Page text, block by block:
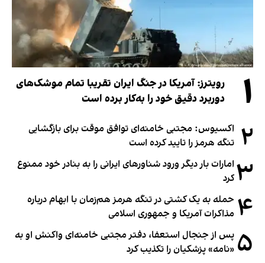
۱
رویترز: آمریکا در جنگ ایران تقریبا تمام موشک‌های
دوربرد دقیق خود را به‌کار برده است
۲ اکسیوس: مجتبی خامنه‌ای توافق موقت برای بازگشایی
تنگه هرمز را تایید کرده است
۳ امارات بار دیگر ورود شناورهای ایرانی را به بنادر خود ممنوع
کرد
۴ حمله به یک کشتی در تنگه هرمز هم‌زمان با ابهام درباره
مذاکرات آمریکا و جمهوری اسلامی
۵ پس از جنجال استعفا، دفتر مجتبی خامنه‌ای واکنش او به
«نامه» پزشکیان را تکذیب کرد